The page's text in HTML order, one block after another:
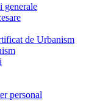
generale
de Urbanism
personal